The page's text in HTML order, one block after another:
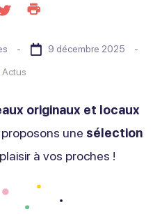
PartagerImprimer
9 décembre 2025
Actus
originaux et locaux
une sélection
à vos proches !